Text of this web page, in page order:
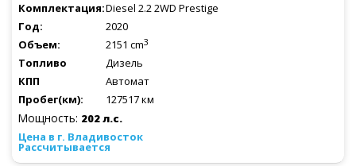
Diesel 2.2 2WD Prestige
2020
2151 cm3
Дизель
Автомат
127517 км
Мощность: 202 л.с.
Рассчитывается